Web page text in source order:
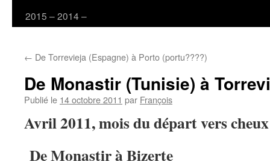
2015 – 2014 –
← De Torrevieja (Espagne) à Porto (portu????)
De Monastir (Tunisie) à
Publié le 14 octobre 2011 par François
Avril 2011, mois du départ vers
De Monastir à Bizerte